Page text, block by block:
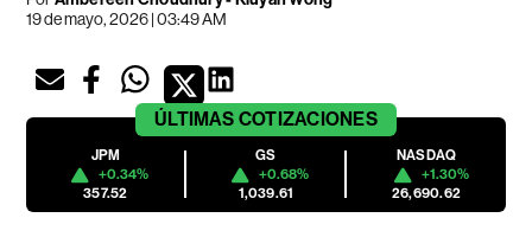
19 de mayo, 2026 | 03:49 AM
ÚLTIMAS COTIZACIONES
JPM
+0.34%
357.52
GS
+0.68%
1,039.61
NASDAQ
+1.30%
26,690.62